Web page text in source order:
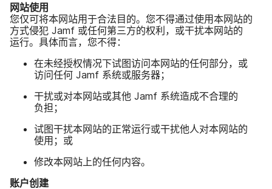
网站​使用
您​仅​可​将​本​网站​用于​合法​目的。​您​不​得​通过​使用​本​网站​的​
方式​侵犯 Jamf 或​任何​第三​方​的​权利，​或​干扰本​网站​的​
运行。​具体​而言，​您​不​得：
在​未​经授权​情况​下​试图​访问​本​网站​的​任何​部分，​或​
访问​任何 Jamf 系统​或​服务器；
干扰​或​对本​网站​或​其他 Jamf 系统​造成​不​合理​的​
负担；
试图​干​扰本​网站​的​正常​运行​或​干扰​他​人​对​本​网站​的​
使用；​或
修​改本​网站​上​的​任何​内容。
账户​创建